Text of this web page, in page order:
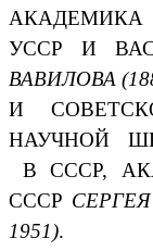
УССР И
ВАВИЛОВА
И
НАУЧНОЙ
В СССР,
СССР
1951).